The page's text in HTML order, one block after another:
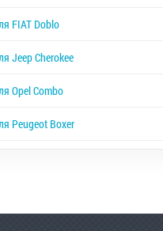
FIAT Doblo
Jeep Cherokee
Opel Combo
Peugeot Boxer